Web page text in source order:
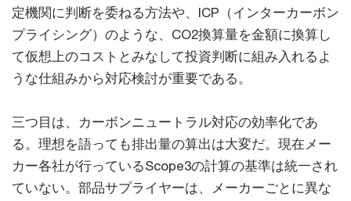
定機関に判断を委ねる方法や、ICP（インターカーボン
プライシング）のような、CO2換算量を金額に換算し
て仮想上のコストとみなして投資判断に組み入れるよ
うな仕組みから対応検討が重要である。
三つ目は、カーボンニュートラル対応の効率化であ
る。理想を語っても排出量の算出は大変だ。現在メー
カー各社が行っているScope3の計算の基準は統一され
ていない。部品サプライヤーは、メーカーごとに異な